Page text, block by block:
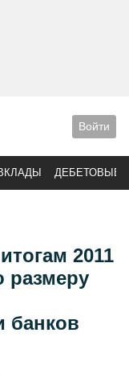
Войти
ДЕБЕТОВЫЕ
2011
размеру
банков